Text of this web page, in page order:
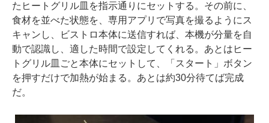
たヒートグリル皿を指示通りにセットする。その前に、
食材を並べた状態を、専用アプリで写真を撮るようにス
キャンし、ビストロ本体に送信すれば、本機が分量を自
動で認識し、適した時間で設定してくれる。あとはヒー
トグリル皿ごと本体にセットして、「スタート」ボタン
を押すだけで加熱が始まる。あとは約30分待てば完成
だ。